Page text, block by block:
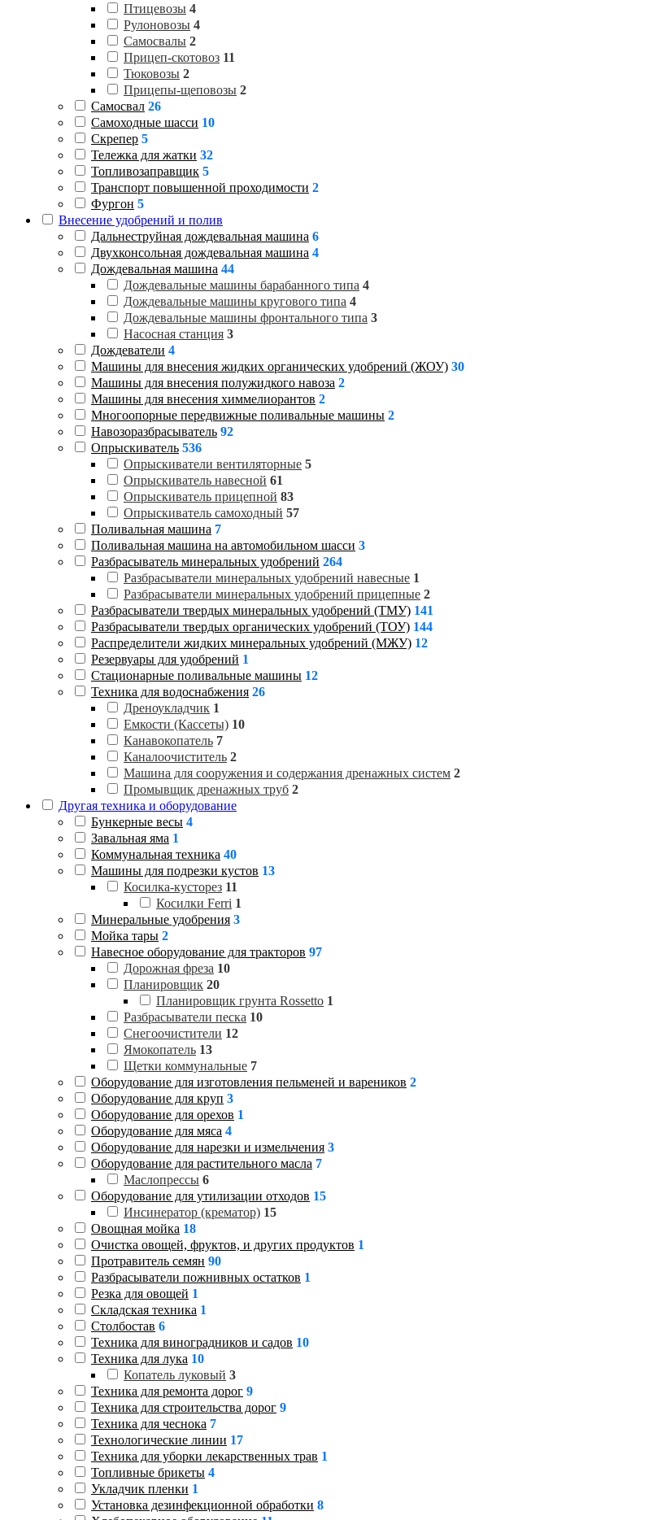
Птицевозы 4
Рулоновозы 4
Самосвалы 2
Прицеп-скотовоз 11
Тюковозы 2
Прицепы-щеповозы 2
Самосвал 26
Самоходные шасси 10
Скрепер 5
Тележка для жатки 32
Топливозаправщик 5
Транспорт повышенной проходимости 2
Фургон 5
Внесение удобрений и полив
Дальнеструйная дождевальная машина 6
Двухконсольная дождевальная машина 4
Дождевальная машина 44
Дождевальные машины барабанного типа 4
Дождевальные машины кругового типа 4
Дождевальные машины фронтального типа 3
Насосная станция 3
Дождеватели 4
Машины для внесения жидких органических удобрений (ЖОУ) 30
Машины для внесения полужидкого навоза 2
Машины для внесения химмелиорантов 2
Многоопорные передвижные поливальные машины 2
Навозоразбрасыватель 92
Опрыскиватель 536
Опрыскиватели вентиляторные 5
Опрыскиватель навесной 61
Опрыскиватель прицепной 83
Опрыскиватель самоходный 57
Поливальная машина 7
Поливальная машина на автомобильном шасси 3
Разбрасыватель минеральных удобрений 264
Разбрасыватели минеральных удобрений навесные 1
Разбрасыватели минеральных удобрений прицепные 2
Разбрасыватели твердых минеральных удобрений (ТМУ) 141
Разбрасыватели твердых органических удобрений (ТОУ) 144
Распределители жидких минеральных удобрений (МЖУ) 12
Резервуары для удобрений 1
Стационарные поливальные машины 12
Техника для водоснабжения 26
Дреноукладчик 1
Емкости (Кассеты) 10
Канавокопатель 7
Каналоочиститель 2
Машина для сооружения и содержания дренажных систем 2
Промывщик дренажных труб 2
Другая техника и оборудование
Бункерные весы 4
Завальная яма 1
Коммунальная техника 40
Машины для подрезки кустов 13
Косилка-кусторез 11
Косилки Ferri 1
Минеральные удобрения 3
Мойка тары 2
Навесное оборудование для тракторов 97
Дорожная фреза 10
Планировщик 20
Планировщик грунта Rossetto 1
Разбрасыватели песка 10
Снегоочистители 12
Ямокопатель 13
Щетки коммунальные 7
Оборудование для изготовления пельменей и вареников 2
Оборудование для круп 3
Оборудование для орехов 1
Оборудование для мяса 4
Оборудование для нарезки и измельчения 3
Оборудование для растительного масла 7
Маслопрессы 6
Оборудование для утилизации отходов 15
Инсинератор (крематор) 15
Овощная мойка 18
Очистка овощей, фруктов, и других продуктов 1
Протравитель семян 90
Разбрасыватели пожнивных остатков 1
Резка для овощей 1
Складская техника 1
Столбостав 6
Техника для виноградников и садов 10
Техника для лука 10
Копатель луковый 3
Техника для ремонта дорог 9
Техника для строительства дорог 9
Техника для чеснока 7
Технологические линии 17
Техника для уборки лекарственных трав 1
Топливные брикеты 4
Укладчик пленки 1
Установка дезинфекционной обработки 8